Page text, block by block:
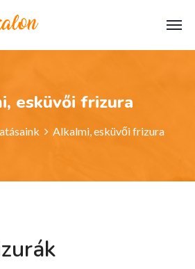
esküvői frizura
Alkalmi, esküvői frizura